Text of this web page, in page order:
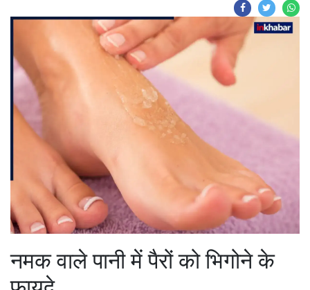
नमक वाले पानी में पैरों को भिगोने के